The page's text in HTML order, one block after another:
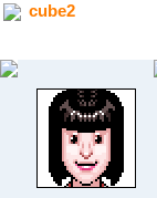
cube2